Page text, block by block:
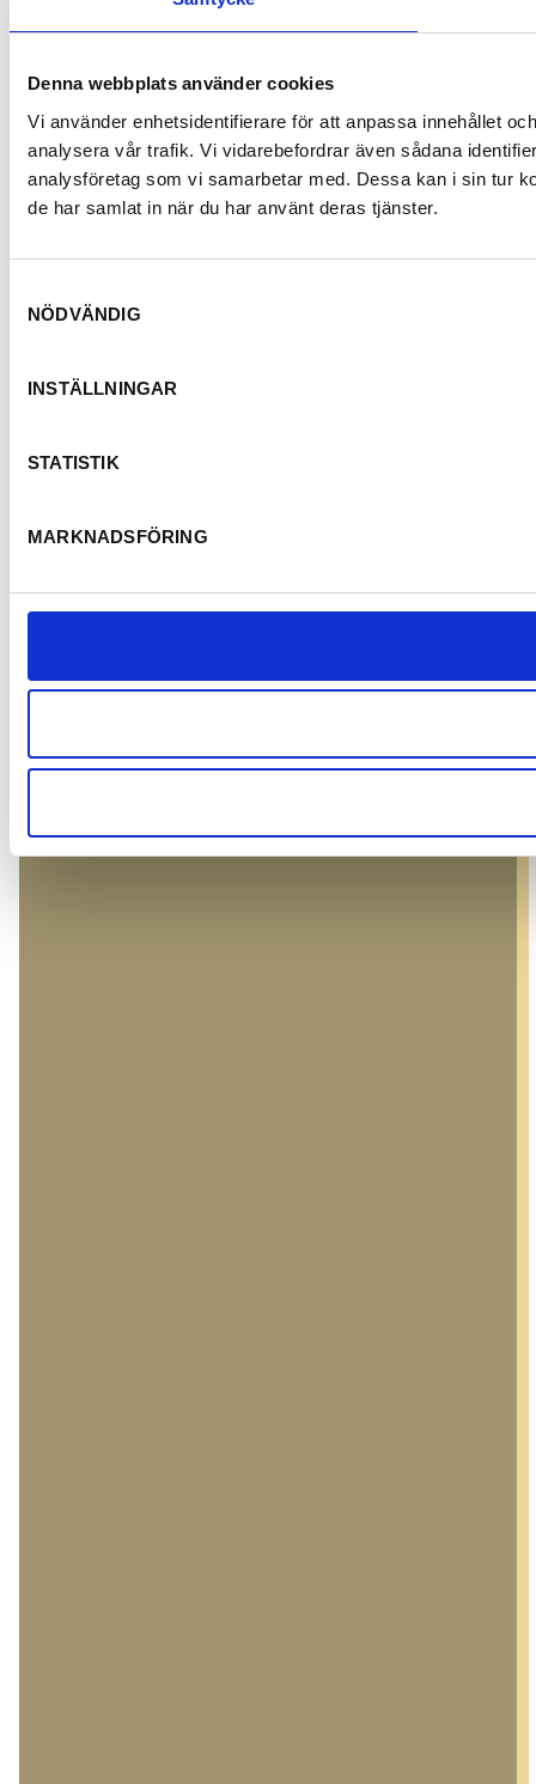
Denna webbplats använder cookies
Vi använder enhetsidentifierare för att anpassa innehållet
analysera vår trafik. Vi vidarebefordrar även sådana
analysföretag som vi samarbetar med. Dessa kan i sin tur
de har samlat in när du har använt deras tjänster.
NÖDVÄNDIG
INSTÄLLNINGAR
STATISTIK
MARKNADSFÖRING